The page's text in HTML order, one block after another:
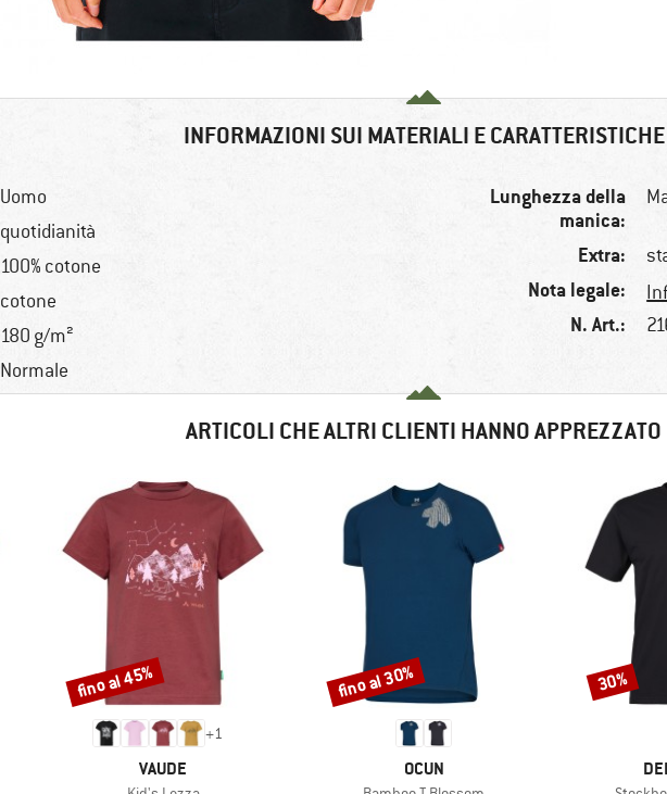
INFORMAZIONI SUI MATERIALI E CARATTERISTICHE
Uomo
quotidianità
100% cotone
cotone
180 g/m²
Normale
Lunghezza della
manica:
Extra:
Nota legale:
N. Art.:
ARTICOLI CHE ALTRI CLIENTI HANNO APPREZZATO
+1
MARCHIO
VAUDE
Sconto
fino al 45%
MARCHIO
OCUN
Sconto
fino al 30% Sconto
30%